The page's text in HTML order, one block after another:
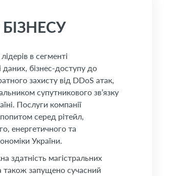
в сегменті
даних, бізнес-доступу до
захисту від DDoS атак,
супутникового зв’язку
Послуги компанії
серед рітейл,
енергетичного та
України.
здатність магістральних
а також запущено сучасний